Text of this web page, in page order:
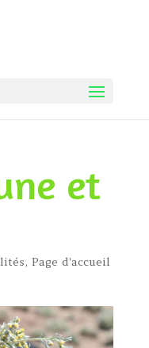
et
, Page d'accueil